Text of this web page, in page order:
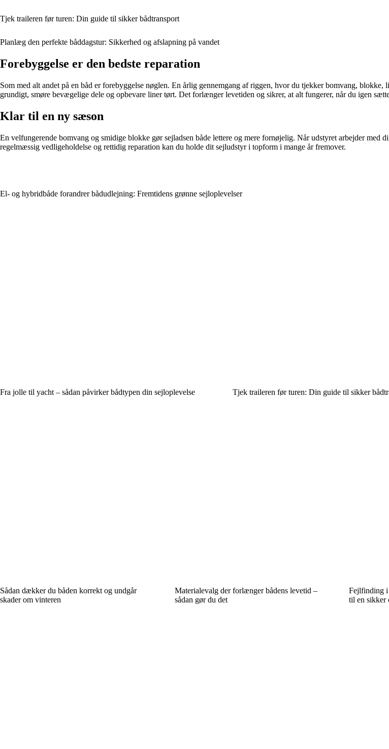
Tjek traileren før turen: Din guide til sikker bådtransport
Planlæg den perfekte båddagstur: Sikkerhed og afslapning på vandet
Forebyggelse er den bedste reparation
Som med alt andet på en båd er forebyggelse nøglen. En årlig gennemgang af riggen, hvor du tjekker bomvang,
grundigt, smøre bevægelige dele og opbevare liner tørt. Det forlænger levetiden og sikrer, at alt fungerer, når du igen
Klar til en ny sæson
En velfungerende bomvang og smidige blokke gør sejladsen både lettere og mere fornøjelig. Når udstyret arbejder
regelmæssig vedligeholdelse og rettidig reparation kan du holde dit sejludstyr i topform i mange år fremover.
El- og hybridbåde forandrer bådudlejning: Fremtidens grønne sejloplevelser
Fra jolle til yacht – sådan påvirker bådtypen din sejloplevelse Tjek traileren før turen: Din guide til sikker
Sådan dækker du båden korrekt og undgår
skader om vinteren
Materialevalg der forlænger bådens levetid –
sådan gør du det
Fejlfinding i
til en sikker